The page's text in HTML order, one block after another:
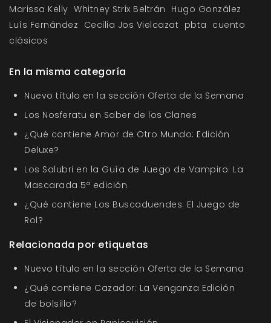
Marissa Kelly Whitney Strix Beltrán Hugo González
Luís Fernández Cecilia Jos Vielcazat pbta cuento
clásicos
En la misma categoría
Nuevo título en la sección Oferta de la Semana
Los Nosferatu en Saber de los Clanes
¿Qué contiene Amor de Otro Mundo: Edición
Deluxe?
Los Salubri en la Guía de Juego de Vampiro: La
Mascarada 5ª edición
¿Qué contiene Los Buscaduendes: El Juego de
Rol?
Relacionada por etiquetas
Nuevo título en la sección Oferta de la Semana
¿Qué contiene Cazador: La Venganza Edición
de bolsillo?